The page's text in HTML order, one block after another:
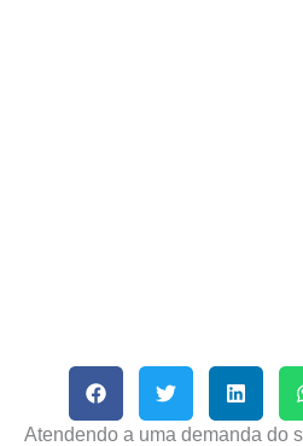
Atendendo a uma demanda do